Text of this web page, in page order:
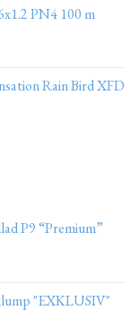
PN4 100 m
Rain Bird XFD
P9 “Premium”
"EXKLUSIV"